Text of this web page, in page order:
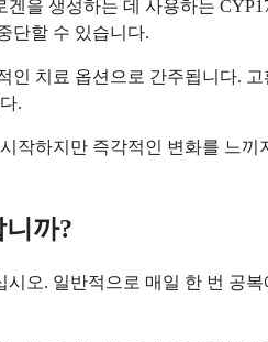
을 생성하는 데 사용하는
단할 수 있습니다.
치료 옵션으로 간주됩니다.
.
작하지만 즉각적인 변화를 느
까?
오. 일반적으로 매일 한 번 공